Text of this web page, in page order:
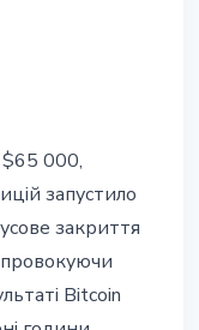
$65 000,
запустило
закриття
Bitcoin